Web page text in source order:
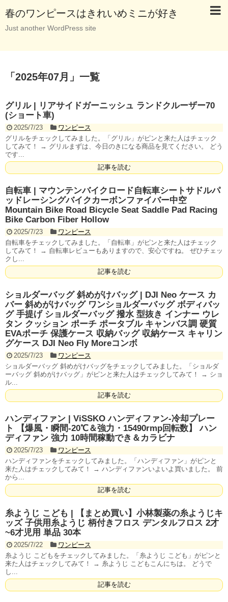
春のワンピースはきれいめミニが好き
Just another WordPress site
「 2025年07月 」 一覧
グリル | リアサイドガーニッシュ ランドクルーザー70
(ショート車)
2025/7/23
ワンピース
グリルをチェックしてみました。「グリル」がピンと来た人はチェック
してみて！ → グリルまずは、今日のきになる商品を見てください。 どう
です...
記事を読む
自転車 | マウンテンバイクロード自転車シートサドルパ
ッドレーシングバイクカーボンファイバー中空
Mountain Bike Road Bicycle Seat Saddle Pad Racing
Bike Carbon Fiber Hollow
2025/7/23
ワンピース
自転車をチェックしてみました。「自転車」がピンと来た人はチェック
してみて！ → 自転車レビューもありますので、安心ですね。 ぜひチェッ
クし...
記事を読む
ショルダーバッグ 斜めがけバッグ | DJI Neo ケース カ
バー 斜めがけバッグ ワンショルダーバッグ ボディバッ
グ 手提げ ショルダーバッグ 撥水 型抜き インナー ウレ
タン クッション ポーチ ポータブル キャンバス調 硬質
EVAポーチ 保護ケース 収納バッグ 収納ケース キャリン
グケース DJI Neo Fly Moreコンボ
2025/7/23
ワンピース
ショルダーバッグ 斜めがけバッグをチェックしてみました。「ショルダ
ーバッグ 斜めがけバッグ」がピンと来た人はチェックしてみて！ → ショ
ル...
記事を読む
ハンディファン | ViSSKO ハンディファン-冷却プレー
ト 【爆風・瞬間-20℃＆強力・15490rmp回転数】 ハン
ディファン 強力 10時間稼動でき＆カラビナ
2025/7/23
ワンピース
ハンディファンをチェックしてみました。「ハンディファン」がピンと
来た人はチェックしてみて！ → ハンディファンいよいよ買いました。 前
から...
記事を読む
糸ようじ こども | 【まとめ買い】小林製薬の糸ようじキ
ッズ 子供用糸ようじ 柄付きフロス デンタルフロス 2才
~6才児用 単品 30本
2025/7/22
ワンピース
糸ようじ こどもをチェックしてみました。「糸ようじ こども」がピンと
来た人はチェックしてみて！ → 糸ようじ こどもこんにちは。 どうで
し...
記事を読む